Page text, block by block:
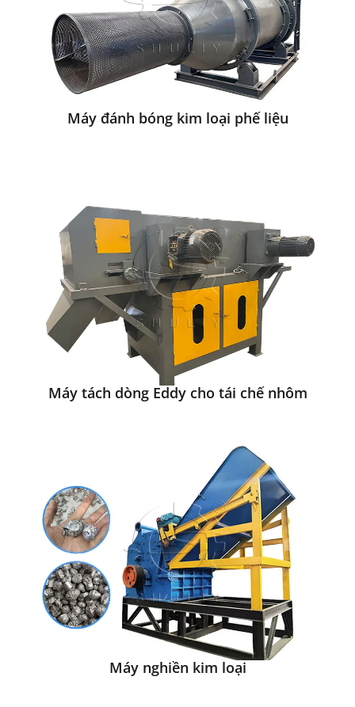
Máy đánh bóng kim loại phế liệu
Máy tách dòng Eddy cho tái chế nhôm
Máy nghiền kim loại